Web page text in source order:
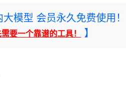
模型 会员永久免费使用！
要一个靠谱的工具！ 】